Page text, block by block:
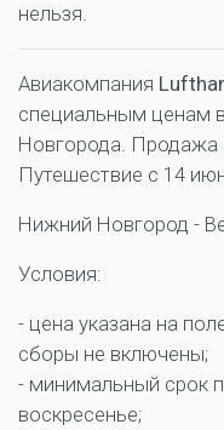
нельзя.
Авиакомпания
специальным ценам
Новгорода. Продажа
Путешествие с 14
Нижний Новгород -
Условия:
- цена указана на
сборы не включены;
- минимальный срок
воскресенье;